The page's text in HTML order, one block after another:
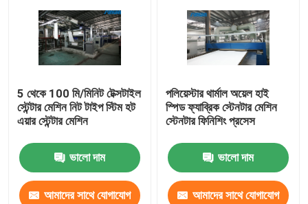
5 থেকে 100 মি/মিনিট টেক্সটাইল
স্টেন্টার মেশিন নিট টাইপ স্টিম হট
এয়ার স্টেন্টার মেশিন
ভালো দাম
আমাদের সাথে যোগাযোগ
পলিয়েস্টার থার্মাল অয়েল হাই
স্পিড ফ্যাব্রিক স্টেনটার মেশিন
স্টেনটার ফিনিশিং প্রসেস
ভালো দাম
আমাদের সাথে যোগাযোগ